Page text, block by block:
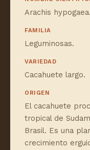
Arachis hypogaea.
FAMILIA
Leguminosas.
VARIEDAD
Cacahuete largo.
ORIGEN
El cacahuete
tropical de
Brasil. Es una
crecimiento